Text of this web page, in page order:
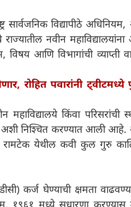
सार्वजनिक विद्यापीठे
नवीन
विषय आणि विभागांची व्याप्ती
रोहित पवारांनी ट्वीटमध्ये
महाविद्यालये किंवा परिसरांची
निश्चित करण्यात आली आहे.
रामटेक येथील कवी कुल गुरु
कर्ज घेण्याची क्षमता
१९६१ मध्ये सुधारणा करण्यास